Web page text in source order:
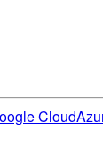
Cloud